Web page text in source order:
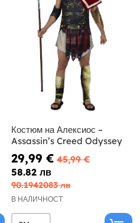
Костюм на Алексиос –
Assassin’s Creed Odyssey
29,99 € 45,99 €
58.82 лв
90.1942083 лв
В НАЛИЧНОСТ